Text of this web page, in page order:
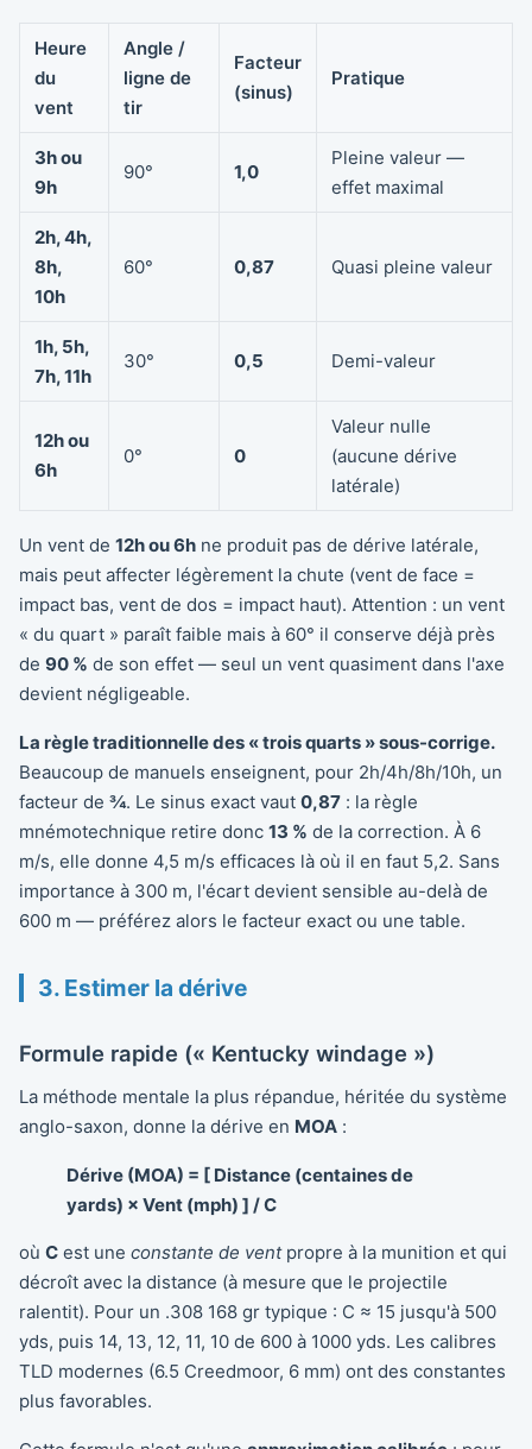
Heure
du
vent
Angle /
ligne de
tir
Facteur
(sinus)
Pratique
3h ou
9h
90° 1,0
Pleine valeur —
effet maximal
2h, 4h,
8h,
10h
60° 0,87 Quasi pleine valeur
1h, 5h,
7h, 11h
30° 0,5 Demi-valeur
12h ou
6h
0° 0
Valeur nulle
(aucune dérive
latérale)
Un vent de 12h ou 6h ne produit pas de dérive latérale,
mais peut affecter légèrement la chute (vent de face =
impact bas, vent de dos = impact haut). Attention : un vent
« du quart » paraît faible mais à 60° il conserve déjà près
de 90 % de son effet — seul un vent quasiment dans l'axe
devient négligeable.
La règle traditionnelle des « trois quarts » sous-corrige.
Beaucoup de manuels enseignent, pour 2h/4h/8h/10h, un
facteur de ¾. Le sinus exact vaut 0,87 : la règle
mnémotechnique retire donc 13 % de la correction. À 6
m/s, elle donne 4,5 m/s efficaces là où il en faut 5,2. Sans
importance à 300 m, l'écart devient sensible au-delà de
600 m — préférez alors le facteur exact ou une table.
3. Estimer la dérive
Formule rapide (« Kentucky windage »)
La méthode mentale la plus répandue, héritée du système
anglo-saxon, donne la dérive en MOA :
Dérive (MOA) = [ Distance (centaines de
yards) × Vent (mph) ] / C
où C est une constante de ventpropre à la munition et qui
décroît avec la distance (à mesure que le projectile
ralentit). Pour un .308 168 gr typique : C ≈ 15 jusqu'à 500
yds, puis 14, 13, 12, 11, 10 de 600 à 1000 yds. Les calibres
TLD modernes (6.5 Creedmoor, 6 mm) ont des constantes
plus favorables.